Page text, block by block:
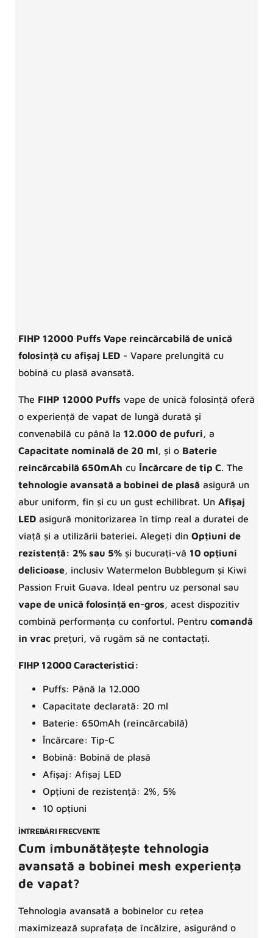
FIHP 12000 Puffs Vape reîncărcabilă de unică
folosință cu afișaj LED - Vapare prelungită cu
bobină cu plasă avansată.
The FIHP 12000 Puffs vape de unică folosință oferă
o experiență de vapat de lungă durată și
convenabilă cu până la 12.000 de pufuri, a
Capacitate nominală de 20 ml, și o Baterie
reîncărcabilă 650mAh cu Încărcare de tip C. The
tehnologie avansată a bobinei de plasă asigură un
abur uniform, fin și cu un gust echilibrat. Un Afișaj
LED asigură monitorizarea în timp real a duratei de
viață și a utilizării bateriei. Alegeți din Opțiuni de
rezistență: 2% sau 5% și bucurați-vă 10 opțiuni
delicioase, inclusiv Watermelon Bubblegum și Kiwi
Passion Fruit Guava. Ideal pentru uz personal sau
vape de unică folosință en-gros, acest dispozitiv
combină performanța cu confortul. Pentru comandă
în vrac prețuri, vă rugăm să ne contactați.
FIHP 12000 Caracteristici:
Puffs: Până la 12.000
Capacitate declarată: 20 ml
Baterie: 650mAh (reîncărcabilă)
Încărcare: Tip-C
Bobină: Bobină de plasă
Afișaj: Afișaj LED
Opțiuni de rezistență: 2%, 5%
10 opțiuni
ÎNTREBĂRI FRECVENTE
Cum îmbunătățește tehnologia
avansată a bobinei mesh experiența
de vapat?
Tehnologia avansată a bobinelor cu rețea
maximizează suprafața de încălzire, asigurând o